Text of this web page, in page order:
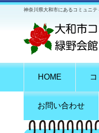
神奈川県大和市にあるコミュニ
HOME
お問い合わせ